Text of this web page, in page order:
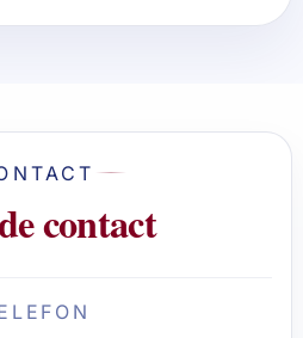
contact